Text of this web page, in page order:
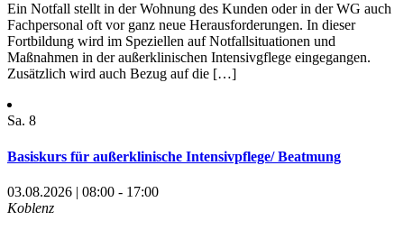
Ein Notfall stellt in der Wohnung des Kunden oder in der WG auch
Fachpersonal oft vor ganz neue Herausforderungen. In dieser
Fortbildung wird im Speziellen auf Notfallsituationen und
Maßnahmen in der außerklinischen Intensivgflege eingegangen.
Zusätzlich wird auch Bezug auf die […]
Sa. 8
Basiskurs für außerklinische Intensivpflege/ Beatmung
03.08.2026 | 08:00 - 17:00
Koblenz